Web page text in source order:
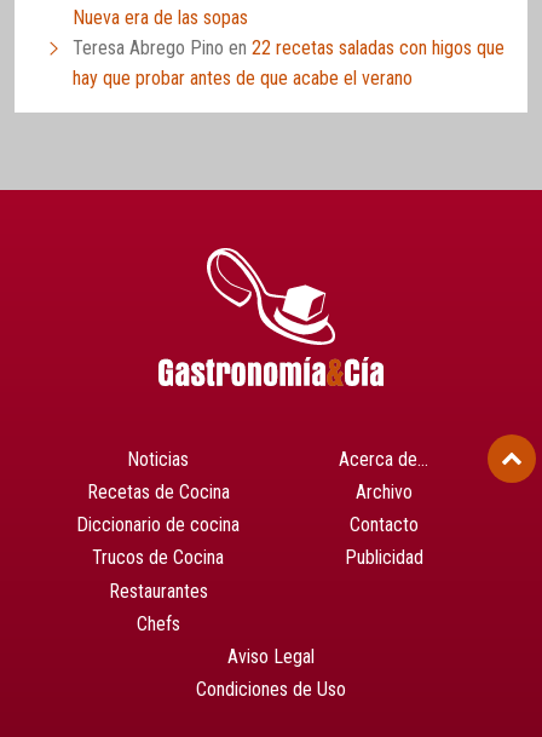
Nueva era de las sopas
Teresa Abrego Pino en 22 recetas saladas con higos que
hay que probar antes de que acabe el verano
Noticias
Recetas de Cocina
Diccionario de cocina
Trucos de Cocina
Restaurantes
Chefs
Acerca de…
Archivo
Contacto
Publicidad
Aviso Legal
Condiciones de Uso